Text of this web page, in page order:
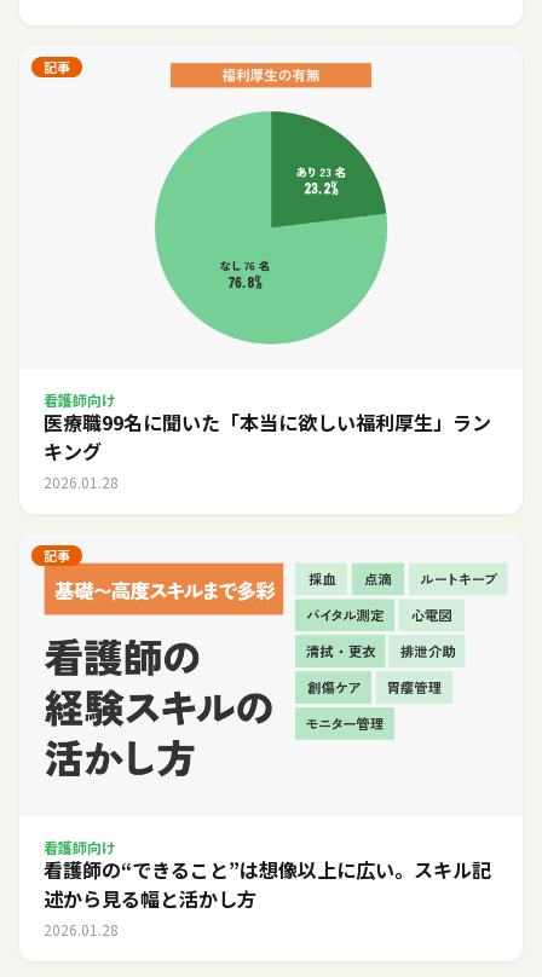
記事
看護師向け
医療職99名に聞いた「本当に欲しい福利厚生」ラン
キング
2026.01.28
記事
看護師向け
看護師の“できること”は想像以上に広い。スキル記
述から見る幅と活かし方
2026.01.28